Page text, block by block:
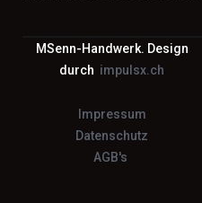
MSenn-Handwerk. Design
durch impulsx.ch
Impressum
Datenschutz
AGB's